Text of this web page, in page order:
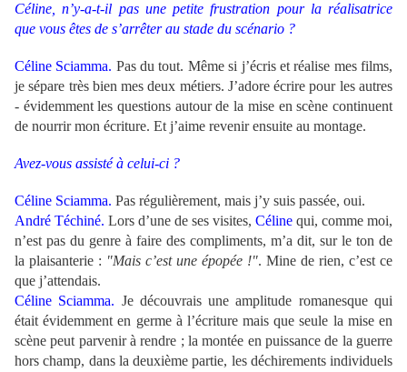
Céline, n’y-a-t-il pas une petite frustration pour la réalisatrice
que vous êtes de s’arrêter au stade du scénario ?
Céline Sciamma. Pas du tout. Même si j’écris et réalise mes films,
je sépare très bien mes deux métiers. J’adore écrire pour les autres
- évidemment les questions autour de la mise en scène continuent
de nourrir mon écriture. Et j’aime revenir ensuite au montage.
Avez-vous assisté à celui-ci ?
Céline Sciamma. Pas régulièrement, mais j’y suis passée, oui.
André Téchiné. Lors d’une de ses visites, Céline qui, comme moi,
n’est pas du genre à faire des compliments, m’a dit, sur le ton de
la plaisanterie : "Mais c’est une épopée !". Mine de rien, c’est ce
que j’attendais.
Céline Sciamma. Je découvrais une amplitude romanesque qui
était évidemment en germe à l’écriture mais que seule la mise en
scène peut parvenir à rendre ; la montée en puissance de la guerre
hors champ, dans la deuxième partie, les déchirements individuels